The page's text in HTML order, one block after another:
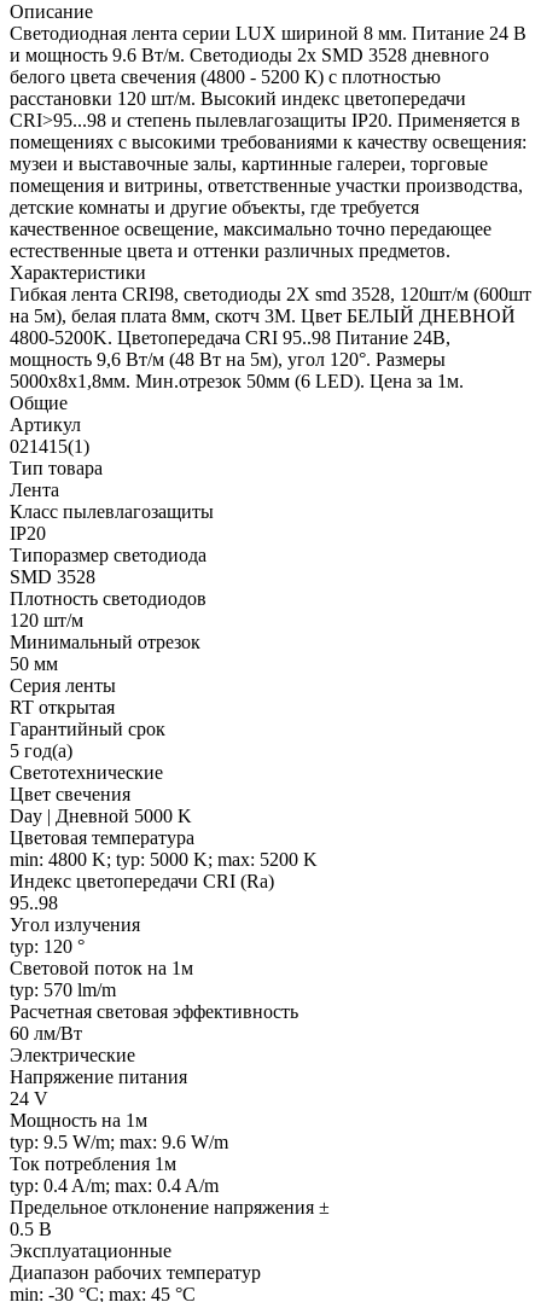
Описание
Светодиодная лента серии LUX шириной 8 мм. Питание 24 В
и мощность 9.6 Вт/м. Светодиоды 2x SMD 3528 дневного
белого цвета свечения (4800 - 5200 К) с плотностью
расстановки 120 шт/м. Высокий индекс цветопередачи
CRI>95...98 и степень пылевлагозащиты IP20. Применяется в
помещениях с высокими требованиями к качеству освещения:
музеи и выставочные залы, картинные галереи, торговые
помещения и витрины, ответственные участки производства,
детские комнаты и другие объекты, где требуется
качественное освещение, максимально точно передающее
естественные цвета и оттенки различных предметов.
Характеристики
Гибкая лента CRI98, светодиоды 2X smd 3528, 120шт/м (600шт
на 5м), белая плата 8мм, скотч 3М. Цвет БЕЛЫЙ ДНЕВНОЙ
4800-5200K. Цветопередача CRI 95..98 Питание 24В,
мощность 9,6 Вт/м (48 Вт на 5м), угол 120°. Размеры
5000х8х1,8мм. Мин.отрезок 50мм (6 LED). Цена за 1м.
Общие
Артикул
021415(1)
Тип товара
Лента
Класс пылевлагозащиты
IP20
Типоразмер светодиода
SMD 3528
Плотность светодиодов
120 шт/м
Минимальный отрезок
50 мм
Серия ленты
RT открытая
Гарантийный срок
5 год(а)
Светотехнические
Цвет свечения
Day | Дневной 5000 K
Цветовая температура
min: 4800 K; typ: 5000 K; max: 5200 K
Индекс цветопередачи CRI (Ra)
95..98
Угол излучения
typ: 120 °
Световой поток на 1м
typ: 570 lm/m
Расчетная световая эффективность
60 лм/Вт
Электрические
Напряжение питания
24 V
Мощность на 1м
typ: 9.5 W/m; max: 9.6 W/m
Ток потребления 1м
typ: 0.4 A/m; max: 0.4 A/m
Предельное отклонение напряжения ±
0.5 В
Эксплуатационные
Диапазон рабочих температур
min: -30 °C; max: 45 °C